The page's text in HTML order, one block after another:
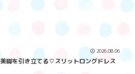
2026.08.06
美脚を引き立てる♡スリットロングドレス